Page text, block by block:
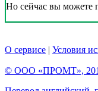
Но сейчас вы можете
О сервисе | Условия
© ООО «ПРОМТ»,